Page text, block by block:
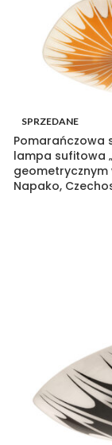
SPRZEDANE
Pomarańczowa
lampa sufitowa
geometrycznym
Napako,